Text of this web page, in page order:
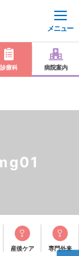
メニュー
診療科 病院案内
産後ケア 専門外来